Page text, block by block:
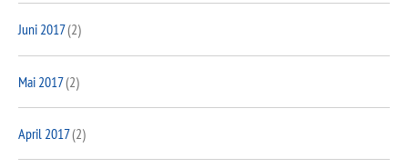
Juni 2017(2)
Mai 2017(2)
April 2017(2)